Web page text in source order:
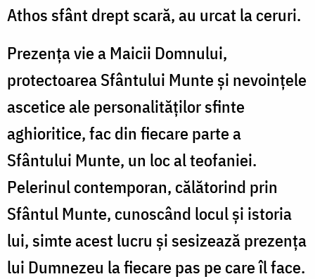
Athos sfânt drept scară, au urcat la ceruri.
Prezența vie a Maicii Domnului,
protectoarea Sfântului Munte și nevoințele
ascetice ale personalităților sfinte
aghioritice, fac din fiecare parte a
Sfântului Munte, un loc al teofaniei.
Pelerinul contemporan, călătorind prin
Sfântul Munte, cunoscând locul și istoria
lui, simte acest lucru și sesizează prezența
lui Dumnezeu la fiecare pas pe care îl face.